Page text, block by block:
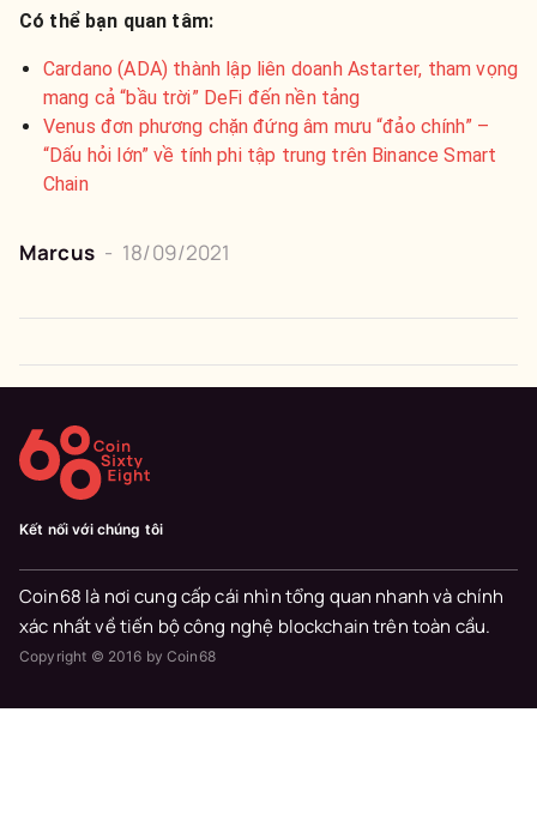
Có thể bạn quan tâm:
Cardano (ADA) thành lập liên doanh Astarter, tham vọng
mang cả “bầu trời” DeFi đến nền tảng
Venus đơn phương chặn đứng âm mưu “đảo chính” –
“Dấu hỏi lớn” về tính phi tập trung trên Binance Smart
Chain
Marcus - 18/09/2021
Kết nối với chúng tôi
Coin68 là nơi cung cấp cái nhìn tổng quan nhanh và chính
xác nhất về tiến bộ công nghệ blockchain trên toàn cầu.
Copyright © 2016 by Coin68